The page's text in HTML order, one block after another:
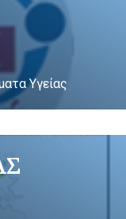
Υγείας